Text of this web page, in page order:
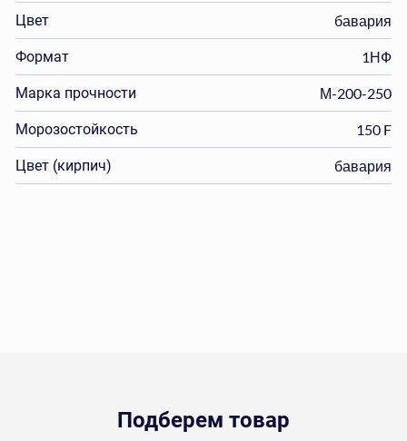
Цвет бавария
Формат 1НФ
Марка прочности М-200-250
Морозостойкость 150 F
Цвет (кирпич) бавария
Подберем товар